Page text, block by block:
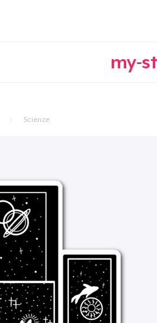
my-
Scienze